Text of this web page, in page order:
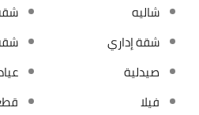
شاليه
شقة إداري
صيدلية
فيلا